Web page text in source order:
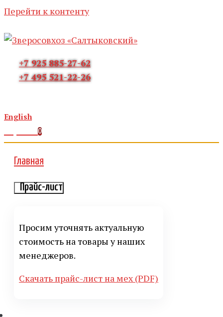
Перейти к контенту
+7 925 885-27-62
+7 495 521-22-26
English
0
Главная
Прайс-лист
Просим уточнять актуальную
стоимость на товары у наших
менеджеров.
Скачать прайс-лист на мех (PDF)